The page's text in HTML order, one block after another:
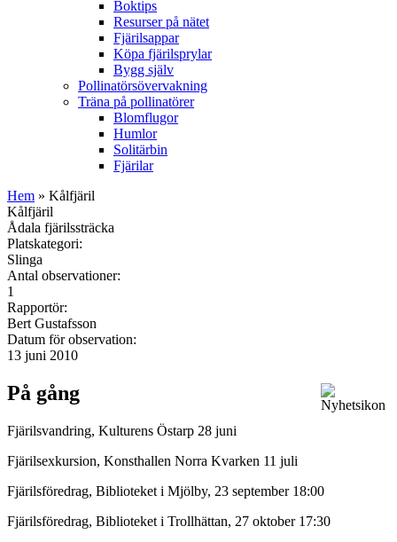
Boktips
Resurser på nätet
Fjärilsappar
Köpa fjärilsprylar
Bygg själv
Pollinatörsövervakning
Träna på pollinatörer
Blomflugor
Humlor
Solitärbin
Fjärilar
Hem » Kålfjäril
Kålfjäril
Ådala fjärilssträcka
Platskategori:
Slinga
Antal observationer:
1
Rapportör:
Bert Gustafsson
Datum för observation:
13 juni 2010
På gång
Fjärilsvandring, Kulturens Östarp 28 juni
Fjärilsexkursion, Konsthallen Norra Kvarken 11 juli
Fjärilsföredrag, Biblioteket i Mjölby, 23 september 18:00
Fjärilsföredrag, Biblioteket i Trollhättan, 27 oktober 17:30